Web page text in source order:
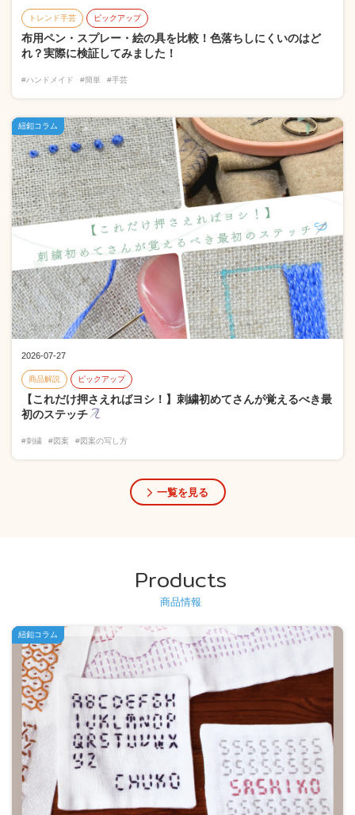
トレンド手芸 ピックアップ
布用ペン・スプレー・絵の具を比較！色落ちしにくいのはど
れ？実際に検証してみました！
#ハンドメイド #簡単 #手芸
2026-07-27
商品解説 ピックアップ
【これだけ押さえればヨシ！】刺繍初めてさんが覚えるべき最
初のステッチ
#刺繍 #図案 #図案の写し方
紐釦コラム
一覧を見る
Products
商品情報
紐釦コラム